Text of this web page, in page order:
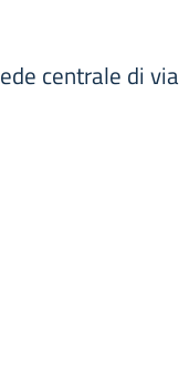
centrale di